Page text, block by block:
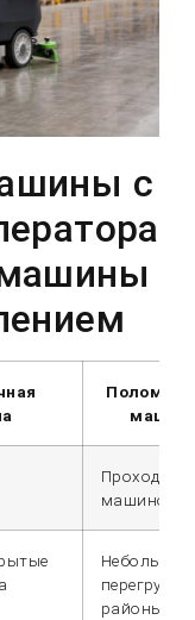
с
Проходит
машиной
Небольшие
районы